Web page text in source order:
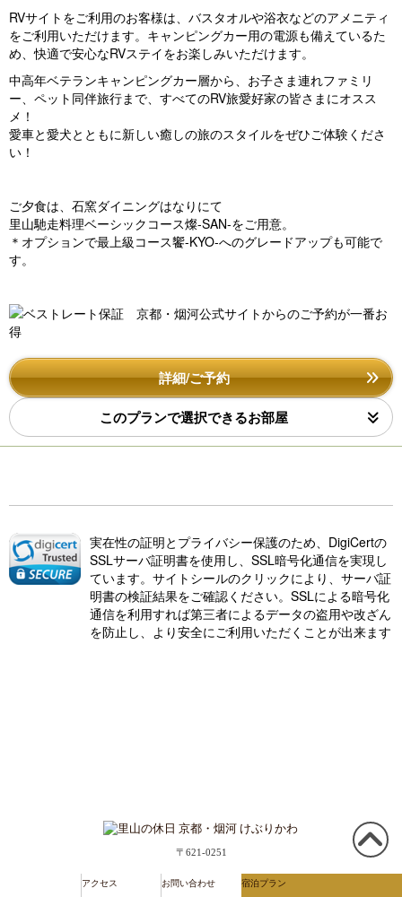
RVサイトをご利用のお客様は、バスタオルや浴衣などのアメニティ
をご利用いただけます。キャンピングカー用の電源も備えているた
め、快適で安心なRVステイをお楽しみいただけます。
中高年ベテランキャンピングカー層から、お子さま連れファミリ
ー、ペット同伴旅行まで、すべてのRV旅愛好家の皆さまにオスス
メ！
愛車と愛犬とともに新しい癒しの旅のスタイルをぜひご体験くださ
い！
ご夕食は、石窯ダイニングはなりにて
里山馳走料理ベーシックコース燦-SAN-をご用意。
＊オプションで最上級コース饗-KYO-へのグレードアップも可能で
す。
詳細/ご予約
このプランで選択できるお部屋
実在性の証明とプライバシー保護のため、DigiCertの
SSLサーバ証明書を使用し、SSL暗号化通信を実現し
ています。サイトシールのクリックにより、サーバ証
明書の検証結果をご確認ください。SSLによる暗号化
通信を利用すれば第三者によるデータの盗用や改ざん
を防止し、より安全にご利用いただくことが出来ます
アクセス お問い合わせ 宿泊プラン
〒621-0251
京都府亀岡市本梅町平松泥ヶ渕1-1